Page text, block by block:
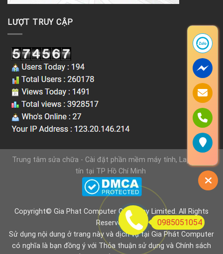
LƯỢT TRUY CẬP
Trung tâm sửa chữa - Cài đặt phần mềm máy tính, Laptop uy
tín tại TP Hồ Chí Minh
Copyright© Gia Phat Computer Company Limited. All Rights
Reserved.
Sử dụng nội dung ở trang này và dịch vụ tại Gia Phát Computer
có nghĩa là bạn đồng ý với Thỏa thuận sử dụng và Chính sách
0985051054